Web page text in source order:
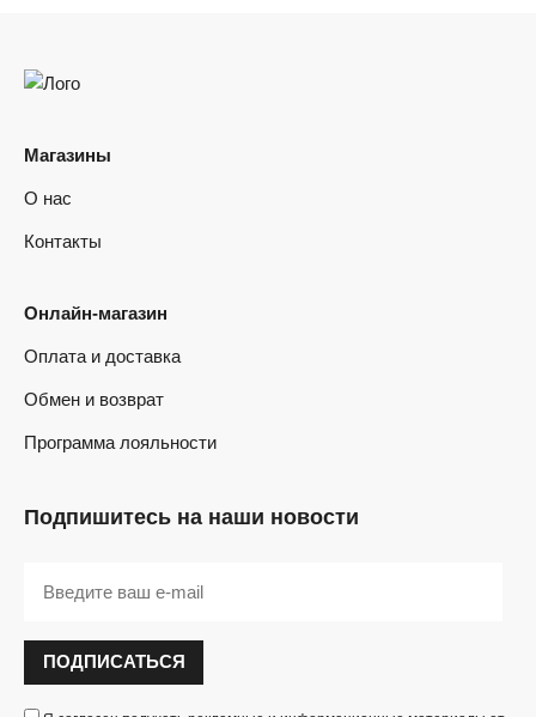
Магазины
О нас
Контакты
Онлайн-магазин
Оплата и доставка
Обмен и возврат
Программа лояльности
Подпишитесь на наши новости
ПОДПИСАТЬСЯ